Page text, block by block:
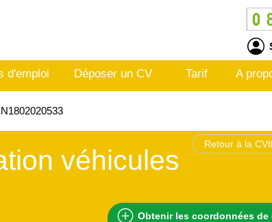
d'emploi Déposer un CV Tarif A
Retour à la
véhicules
Obtenir les coordonnées de